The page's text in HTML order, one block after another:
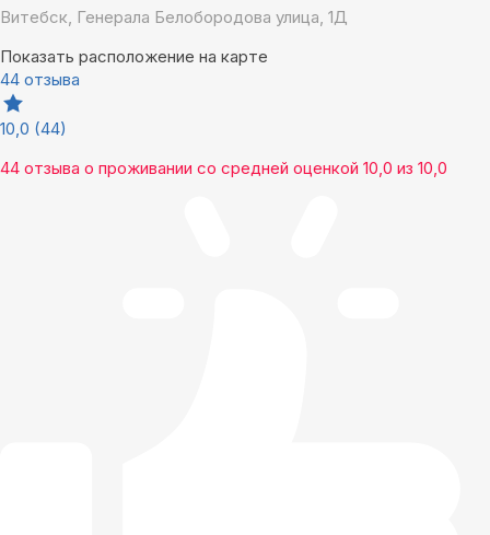
Витебск, Генерала Белобородова улица, 1Д
Показать расположение на карте
44 отзыва
10,0 (44)
44 отзыва о проживании со средней оценкой 10,0 из 10,0